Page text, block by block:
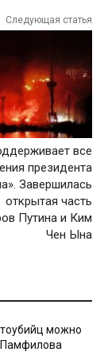
Следующая статья
все
президента
Завершилась
открытая часть
Путина и Ким
Чен Ына
можно
Памфилова